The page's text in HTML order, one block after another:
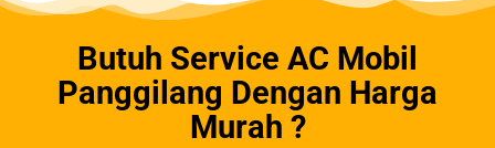
Butuh Service AC Mobil
Panggilang Dengan Harga
Murah ?